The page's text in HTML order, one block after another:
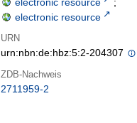
electronic resource
;
electronic resource
URN
urn:nbn:de:hbz:5:2-204307
ZDB-Nachweis
2711959-2